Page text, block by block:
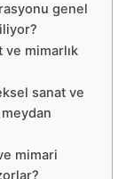
genel
mimarlık
sanat ve
mimari